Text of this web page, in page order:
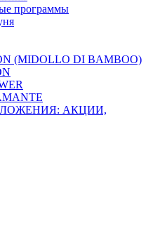
программы
(MIDOLLO DI BAMBOO)
АКЦИИ,